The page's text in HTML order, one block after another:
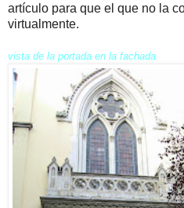
artículo para que el que no la
virtualmente.
vista de la portada en la fachada